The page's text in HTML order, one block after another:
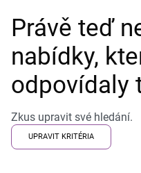
Právě teď
nabídky,
odpovídaly
Zkus upravit své hledání.
UPRAVIT KRITÉRIA